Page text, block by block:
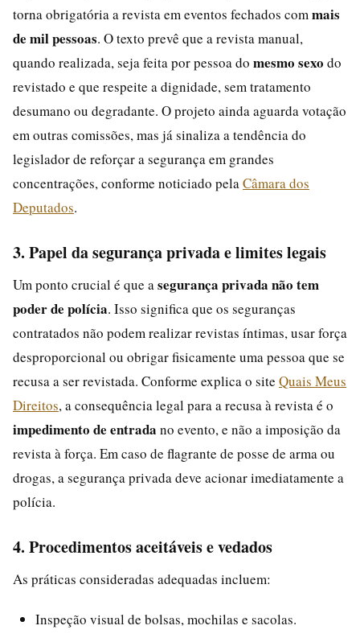
torna obrigatória a revista em eventos fechados com mais
de mil pessoas. O texto prevê que a revista manual,
quando realizada, seja feita por pessoa do mesmo sexo do
revistado e que respeite a dignidade, sem tratamento
desumano ou degradante. O projeto ainda aguarda votação
em outras comissões, mas já sinaliza a tendência do
legislador de reforçar a segurança em grandes
concentrações, conforme noticiado pela Câmara dos
Deputados.
3. Papel da segurança privada e limites legais
Um ponto crucial é que a segurança privada não tem
poder de polícia. Isso significa que os seguranças
contratados não podem realizar revistas íntimas, usar força
desproporcional ou obrigar fisicamente uma pessoa que se
recusa a ser revistada. Conforme explica o site Quais Meus
Direitos, a consequência legal para a recusa à revista é o
impedimento de entrada no evento, e não a imposição da
revista à força. Em caso de flagrante de posse de arma ou
drogas, a segurança privada deve acionar imediatamente a
polícia.
4. Procedimentos aceitáveis e vedados
As práticas consideradas adequadas incluem:
Inspeção visual de bolsas, mochilas e sacolas.